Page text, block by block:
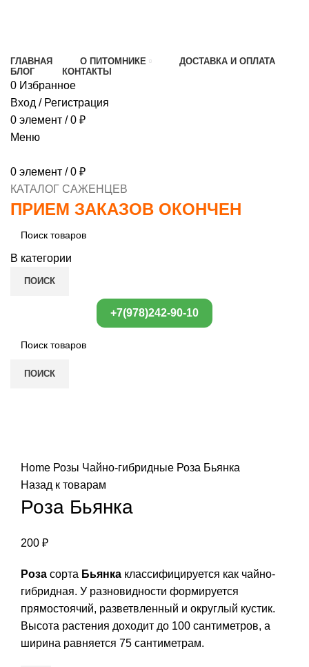
ГЛАВНАЯ О ПИТОМНИКЕ
ДОСТАВКА И ОПЛАТА
БЛОГ
КОНТАКТЫ
0 Избранное
Вход / Регистрация
0 элемент / 0 ₽
Меню
0 элемент / 0 ₽
КАТАЛОГ САЖЕНЦЕВ
ПРИЕМ ЗАКАЗОВ ОКОНЧЕН
В категории
ПОИСК
+7(978)242-90-10
ПОИСК
Home Розы Чайно-гибридные Роза Бьянка
Назад к товарам
Роза Бьянка
200 ₽
Роза сорта Бьянка классифицируется как чайно-
гибридная. У разновидности формируется
прямостоячий, разветвленный и округлый кустик.
Высота растения доходит до 100 сантиметров, а
ширина равняется 75 сантиметрам.